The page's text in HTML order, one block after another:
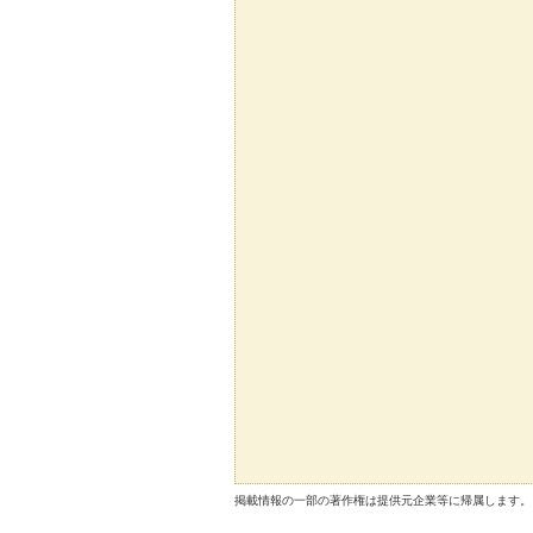
掲載情報の一部の著作権は提供元企業等に帰属します。